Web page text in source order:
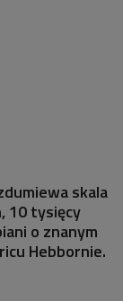
skala
10 tysięcy
o znanym
Hebbornie.